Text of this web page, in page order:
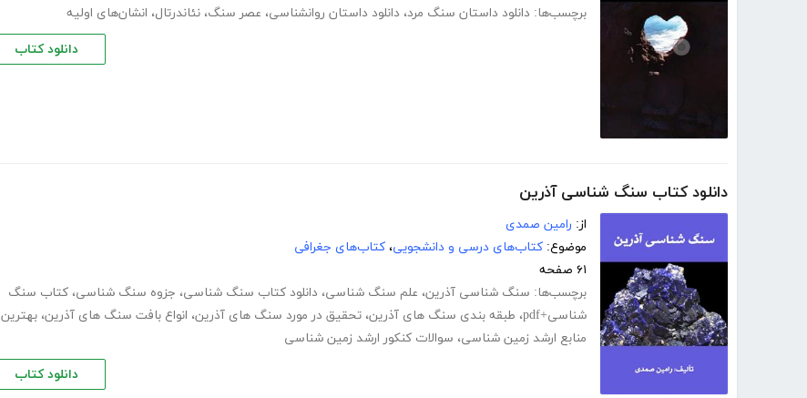
برچسب‌ها: دانلود داستان سنگ مرد، دانلود داستان روانشناسی، عصر سنگ، نئاندرتال، انشان‌های اولیه
دانلود کتاب
دانلود کتاب سنگ شناسی آذرین
از: رامین صمدی
موضوع: کتاب‌های درسی و دانشجویی، کتاب‌های جغرافی
۶۱ صفحه
برچسب‌ها: سنگ شناسی آذرین، علم سنگ شناسی، دانلود کتاب سنگ شناسی، جزوه سنگ شناسی، کتاب سنگ
شناسی+pdf
، طبقه بندی سنگ های آذرین، تحقیق در مورد سنگ های آذرین، انواع بافت سنگ های آذرین، بهترین
منابع ارشد زمین شناسی، سوالات کنکور ارشد زمین شناسی
دانلود کتاب